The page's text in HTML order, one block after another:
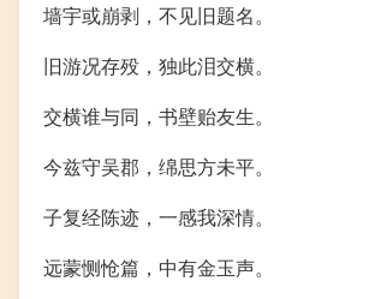
墙宇或崩剥，不见旧题名。
旧游况存殁，独此泪交横。
交横谁与同，书壁贻友生。
今兹守吴郡，绵思方未平。
子复经陈迹，一感我深情。
远蒙恻怆篇，中有金玉声。